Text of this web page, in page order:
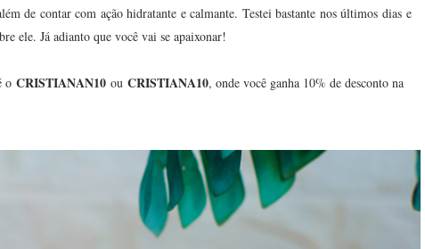
de contar com ação hidratante e calmante. Testei bastante nos últimos dias e
ele. Já adianto que você vai se apaixonar!
o CRISTIANAN10ou CRISTIANA10, onde você ganha 10% de desconto na